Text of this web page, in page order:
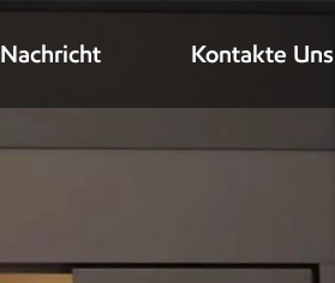
Nachricht Kontakte Uns